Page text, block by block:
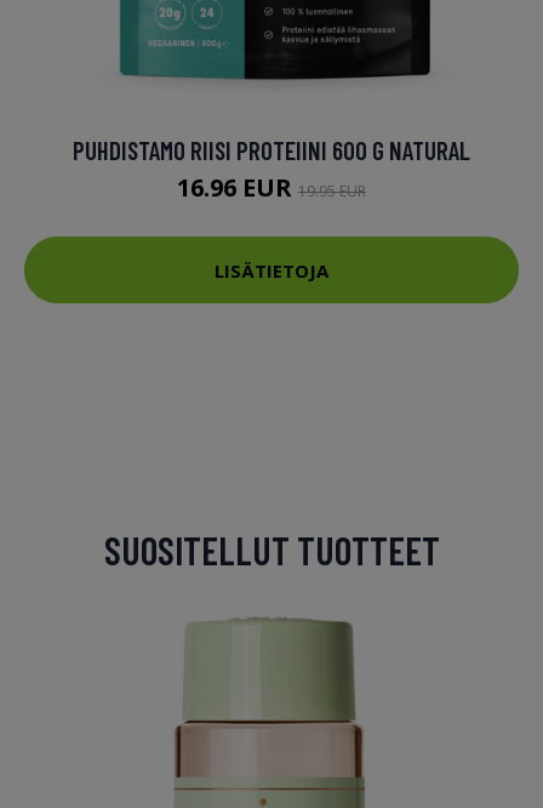
PUHDISTAMO RIISI PROTEIINI 600 G NATURAL
16.96 EUR 19.95 EUR
LISÄTIETOJA
SUOSITELLUT TUOTTEET